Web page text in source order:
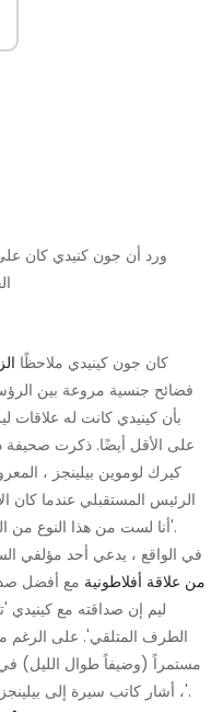
ورد أن جون كنيدي كان
كان جون كينيدي ملاحظًا
فضائح جنسية مروعة بين
بأن كينيدي كانت له
على الأقل أيضًا. ذكرت
كيرك لوموين بيلينجز ،
الرئيس المستقبلي عندما كان
'أنا لست من هذا النوع من الفتى.' ومع ذلك فقد ظلوا أصدقاء مقربين.
في الواقع ، يدعي أحد مؤلفي
من علاقة أفلاطونية مع أفضل
ليم إن صداقته مع
الطرف المتلقي'. على
مستمراً (وضيفاً طوال الليل) في
، أشار كاتب سيرة إلى بيلينجز على أنه 'ربما يكون أتعس أرامل كينيدي'.